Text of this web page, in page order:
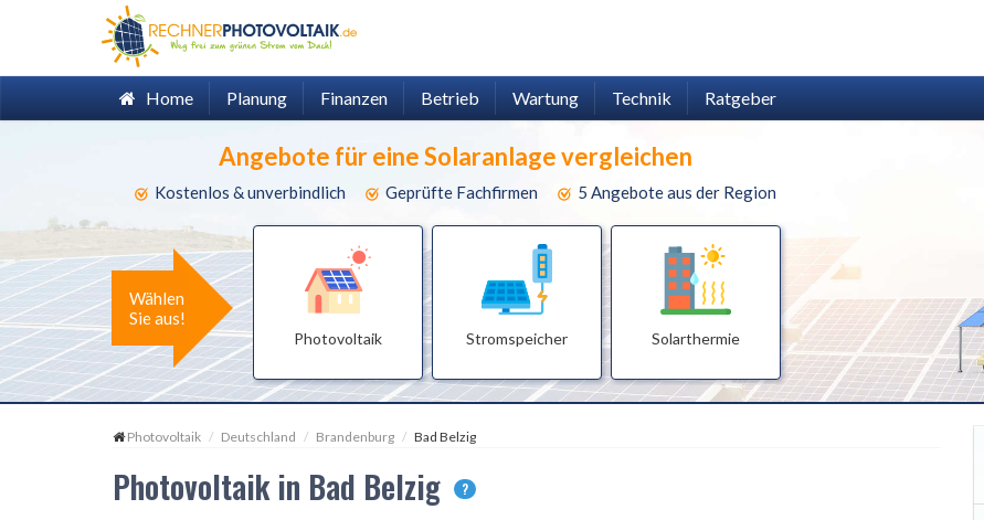
Home Planung Finanzen Betrieb Wartung Technik Ratgeber
Angebote für eine Solaranlage vergleichen
Kostenlos & unverbindlich Geprüfte Fachfirmen 5 Angebote aus der Region
Wählen
Sie aus!
Photovoltaik Stromspeicher Solarthermie
Photovoltaik Deutschland Brandenburg Bad Belzig
Photovoltaik in Bad Belzig ?